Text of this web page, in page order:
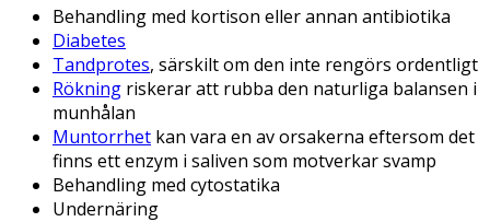
Behandling med kortison eller annan antibiotika
Diabetes
Tandprotes, särskilt om den inte rengörs ordentligt
Rökning riskerar att rubba den naturliga balansen i
munhålan
Muntorrhet kan vara en av orsakerna eftersom det
finns ett enzym i saliven som motverkar svamp
Behandling med cytostatika
Undernäring